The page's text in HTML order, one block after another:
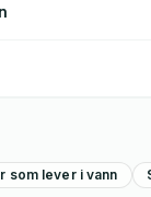
som lever i vann